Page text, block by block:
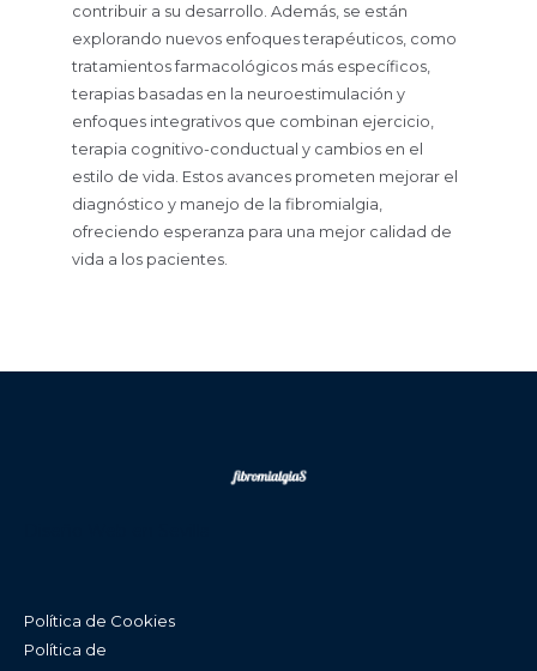
contribuir a su desarrollo. Además, se están
explorando nuevos enfoques terapéuticos, como
tratamientos farmacológicos más específicos,
terapias basadas en la neuroestimulación y
enfoques integrativos que combinan ejercicio,
terapia cognitivo-conductual y cambios en el
estilo de vida. Estos avances prometen mejorar el
diagnóstico y manejo de la fibromialgia,
ofreciendo esperanza para una mejor calidad de
vida a los pacientes.
Política de Cookies
Política de